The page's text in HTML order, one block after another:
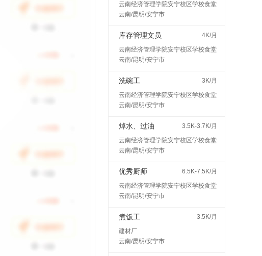
云南经济管理学院安宁校区学校食堂
云南/昆明/安宁市
库存管理文员
4K/月
云南经济管理学院安宁校区学校食堂
云南/昆明/安宁市
洗碗工
3K/月
云南经济管理学院安宁校区学校食堂
云南/昆明/安宁市
焯水、过油
3.5K-3.7K/月
云南经济管理学院安宁校区学校食堂
云南/昆明/安宁市
优秀厨师
6.5K-7.5K/月
云南经济管理学院安宁校区学校食堂
云南/昆明/安宁市
煮饭工
3.5K/月
建材厂
云南/昆明/安宁市